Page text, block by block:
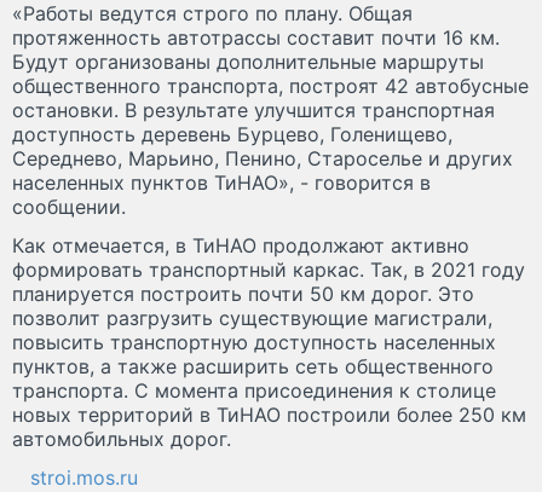
«Работы ведутся строго по плану. Общая
протяженность автотрассы составит почти 16 км.
Будут организованы дополнительные маршруты
общественного транспорта, построят 42 автобусные
остановки. В результате улучшится транспортная
доступность деревень Бурцево, Голенищево,
Середнево, Марьино, Пенино, Староселье и других
населенных пунктов ТиНАО», - говорится в
сообщении.
Как отмечается, в ТиНАО продолжают активно
формировать транспортный каркас. Так, в 2021 году
планируется построить почти 50 км дорог. Это
позволит разгрузить существующие магистрали,
повысить транспортную доступность населенных
пунктов, а также расширить сеть общественного
транспорта. С момента присоединения к столице
новых территорий в ТиНАО построили более 250 км
автомобильных дорог.
stroi.mos.ru